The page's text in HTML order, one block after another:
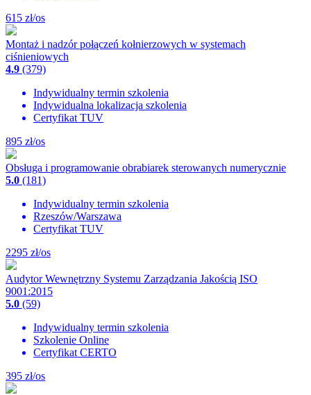
615 zł/os
Montaż i nadzór połączeń kołnierzowych w systemach
ciśnieniowych
4.9 (379)
Indywidualny termin szkolenia
Indywidualna lokalizacja szkolenia
Certyfikat TUV
895 zł/os
Obsługa i programowanie obrabiarek sterowanych numerycznie
5.0 (181)
Indywidualny termin szkolenia
Rzeszów/Warszawa
Certyfikat TUV
2295 zł/os
Audytor Wewnętrzny Systemu Zarządzania Jakością ISO
9001:2015
5.0 (59)
Indywidualny termin szkolenia
Szkolenie Online
Certyfikat CERTO
395 zł/os